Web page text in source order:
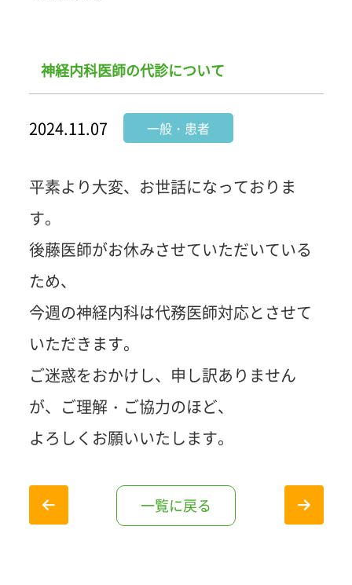
神経内科医師の代診について
2024.11.07 一般・患者
平素より大変、お世話になっておりま
す。
後藤医師がお休みさせていただいている
ため、
今週の神経内科は代務医師対応とさせて
いただきます。
ご迷惑をおかけし、申し訳ありません
が、ご理解・ご協力のほど、
よろしくお願いいたします。
一覧に戻る